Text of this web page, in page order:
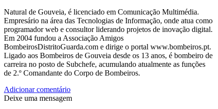
Natural de Gouveia, é licenciado em Comunicação Multimédia.
Empresário na área das Tecnologias de Informação, onde atua como
programador web e consultor liderando projetos de inovação digital.
Em 2004 fundou a Associação Amigos
BombeirosDistritoGuarda.com e dirige o portal www.bombeiros.pt.
Ligado aos Bombeiros de Gouveia desde os 13 anos, é bombeiro de
carreira no posto de Subchefe, acumulando atualmente as funções
de 2.º Comandante do Corpo de Bombeiros.
Adicionar comentário
Deixe uma mensagem